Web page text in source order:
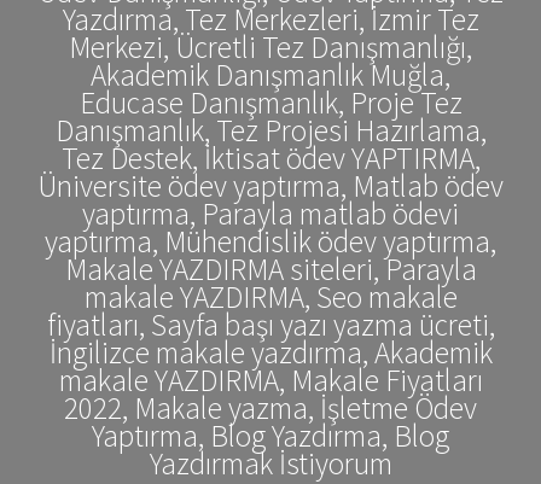
Yazdırma, Tez Merkezleri, İzmir Tez
Merkezi, Ücretli Tez Danışmanlığı,
Akademik Danışmanlık Muğla,
Educase Danışmanlık, Proje Tez
Danışmanlık, Tez Projesi Hazırlama,
Tez Destek, İktisat ödev YAPTIRMA,
Üniversite ödev yaptırma, Matlab ödev
yaptırma, Parayla matlab ödevi
yaptırma, Mühendislik ödev yaptırma,
Makale YAZDIRMA siteleri, Parayla
makale YAZDIRMA, Seo makale
fiyatları, Sayfa başı yazı yazma ücreti,
İngilizce makale yazdırma, Akademik
makale YAZDIRMA, Makale Fiyatları
2022, Makale yazma, İşletme Ödev
Yaptırma, Blog Yazdırma, Blog
Yazdırmak İstiyorum